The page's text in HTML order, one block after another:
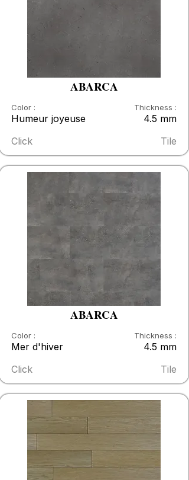
ABARCA
Humeur joyeuse 4.5 mm
Thickness :
Color :
Click Tile
ABARCA
Mer d'hiver 4.5 mm
Thickness :
Color :
Click Tile